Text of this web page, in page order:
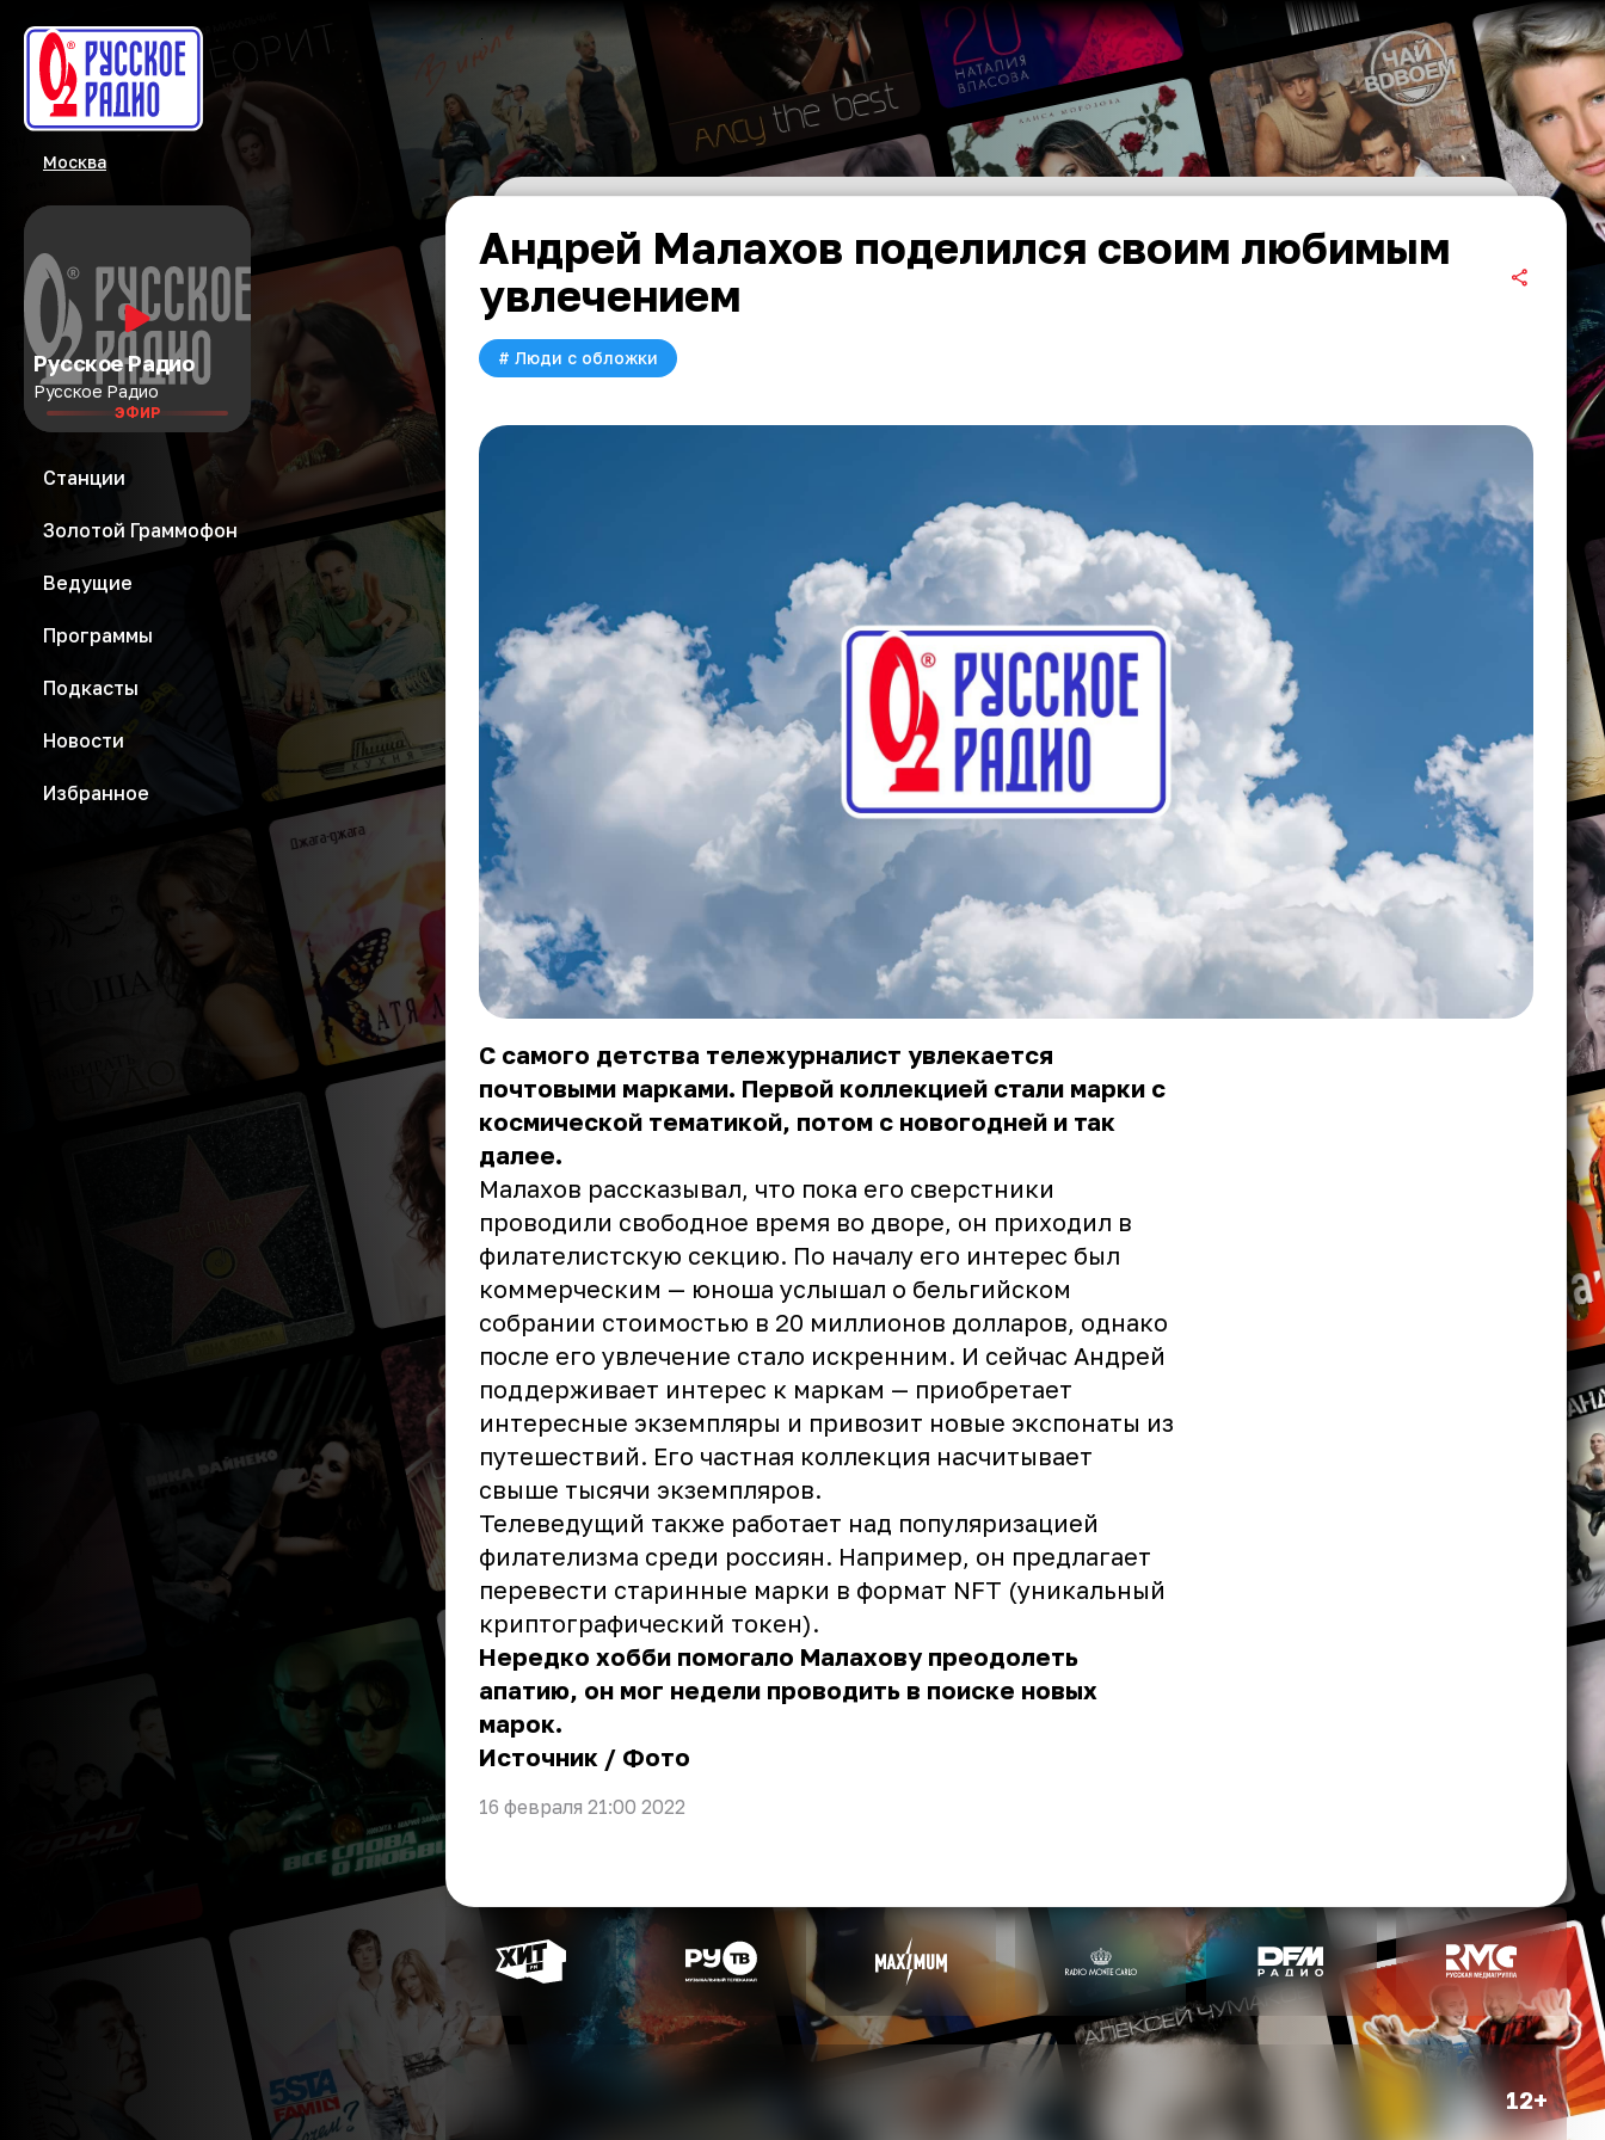
Москва
Русское Радио
Русское Радио
ЭФИР
Станции
Золотой Граммофон
Ведущие
Программы
Подкасты
Новости
Избранное
Андрей Малахов поделился своим любимым
увлечением
# Люди с обложки
С самого детства тележурналист увлекается
почтовыми марками. Первой коллекцией стали марки с
космической тематикой, потом с новогодней и так
далее.
Малахов рассказывал, что пока его сверстники
проводили свободное время во дворе, он приходил в
филателистскую секцию. По началу его интерес был
коммерческим — юноша услышал о бельгийском
собрании стоимостью в 20 миллионов долларов, однако
после его увлечение стало искренним. И сейчас Андрей
поддерживает интерес к маркам — приобретает
интересные экземпляры и привозит новые экспонаты из
путешествий. Его частная коллекция насчитывает
свыше тысячи экземпляров.
Телеведущий также работает над популяризацией
филателизма среди россиян. Например, он предлагает
перевести старинные марки в формат NFT (уникальный
криптографический токен).
Нередко хобби помогало Малахову преодолеть
апатию, он мог недели проводить в поиске новых
марок.
Источник / Фото
16 февраля 21:00 2022
12+